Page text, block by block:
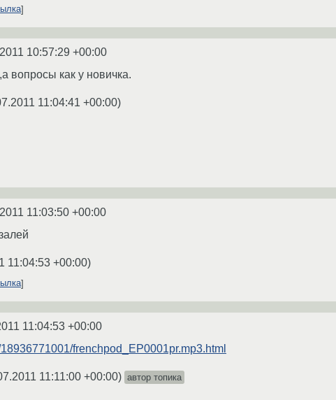
10:57:29 +00:00
вопросы как у новичка.
11:04:41 +00:00)
11:03:50 +00:00
11:04:53 +00:00)
11:04:53 +00:00
frenchpod_EP0001pr.mp3.html
11:11:00 +00:00) автор топика